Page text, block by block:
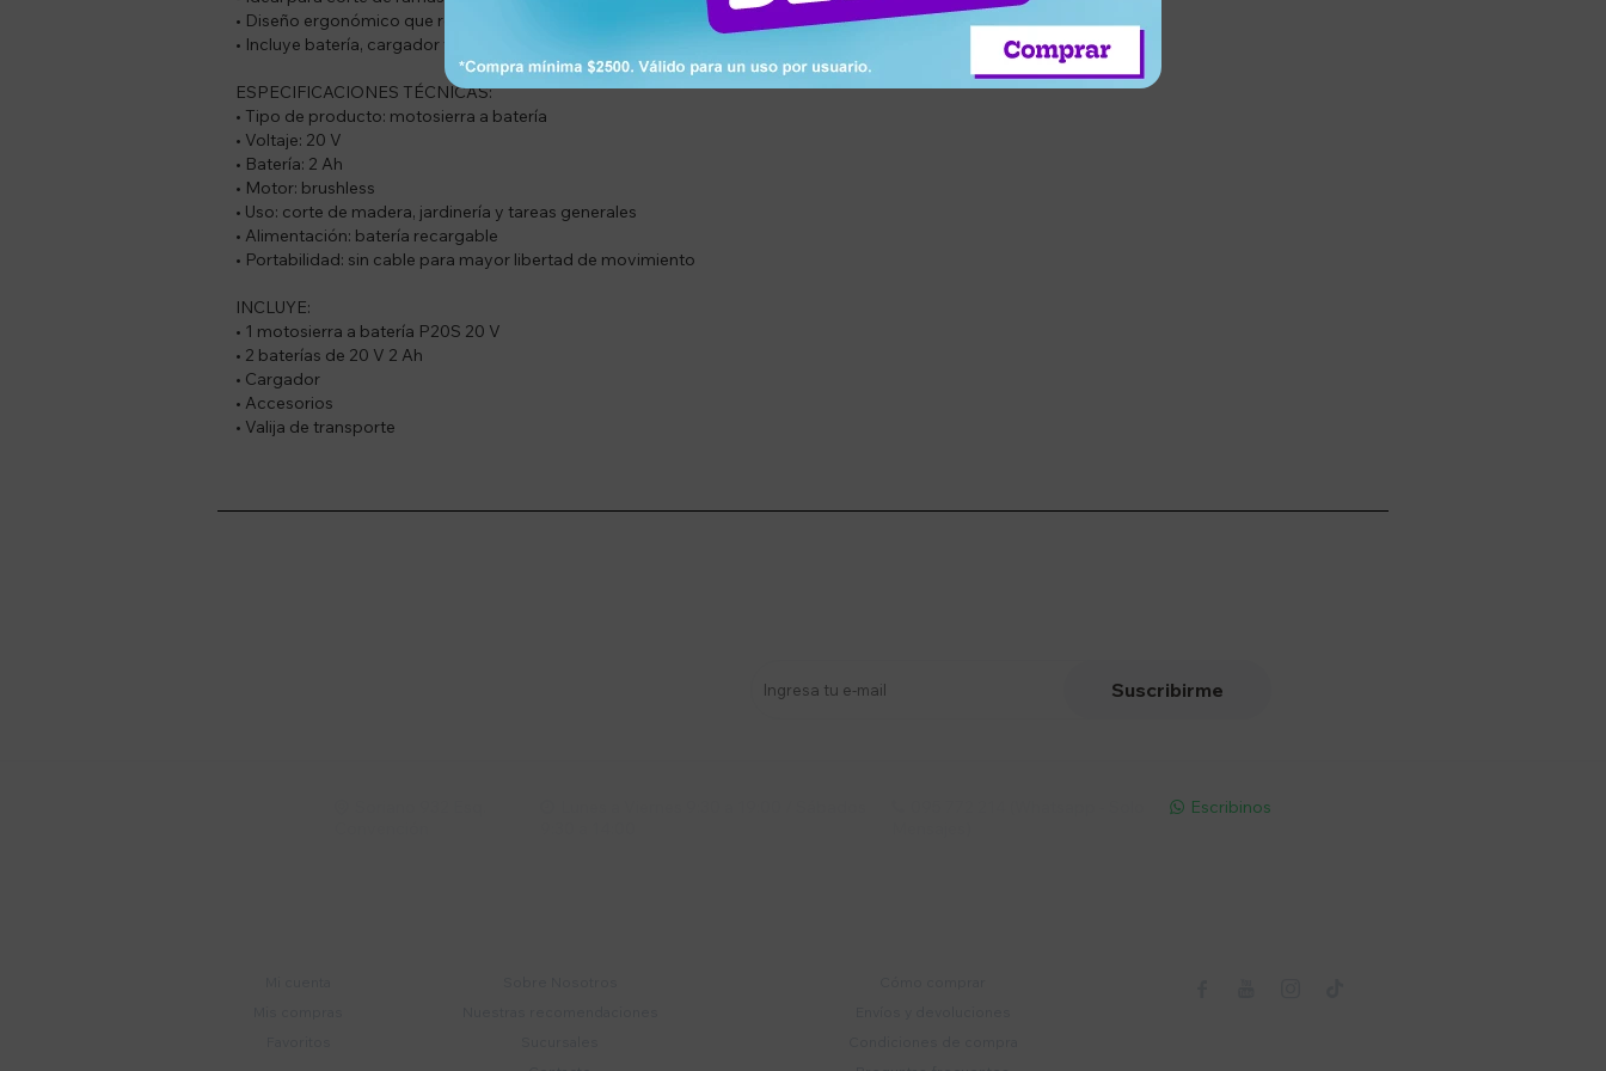
• Diseño ergonómico que reduce la fatiga del usuario
• Incluye batería, cargador y accesorios en valija
ESPECIFICACIONES TÉCNICAS:
• Tipo de producto: motosierra a batería
• Voltaje: 20 V
• Batería: 2 Ah
• Motor: brushless
• Uso: corte de madera, jardinería y tareas generales
• Alimentación: batería recargable
• Portabilidad: sin cable para mayor libertad de movimiento
INCLUYE:
• 1 motosierra a batería P20S 20 V
• 2 baterías de 20 V 2 Ah
• Cargador
• Accesorios
• Valija de transporte
Suscribirme
 Escribinos